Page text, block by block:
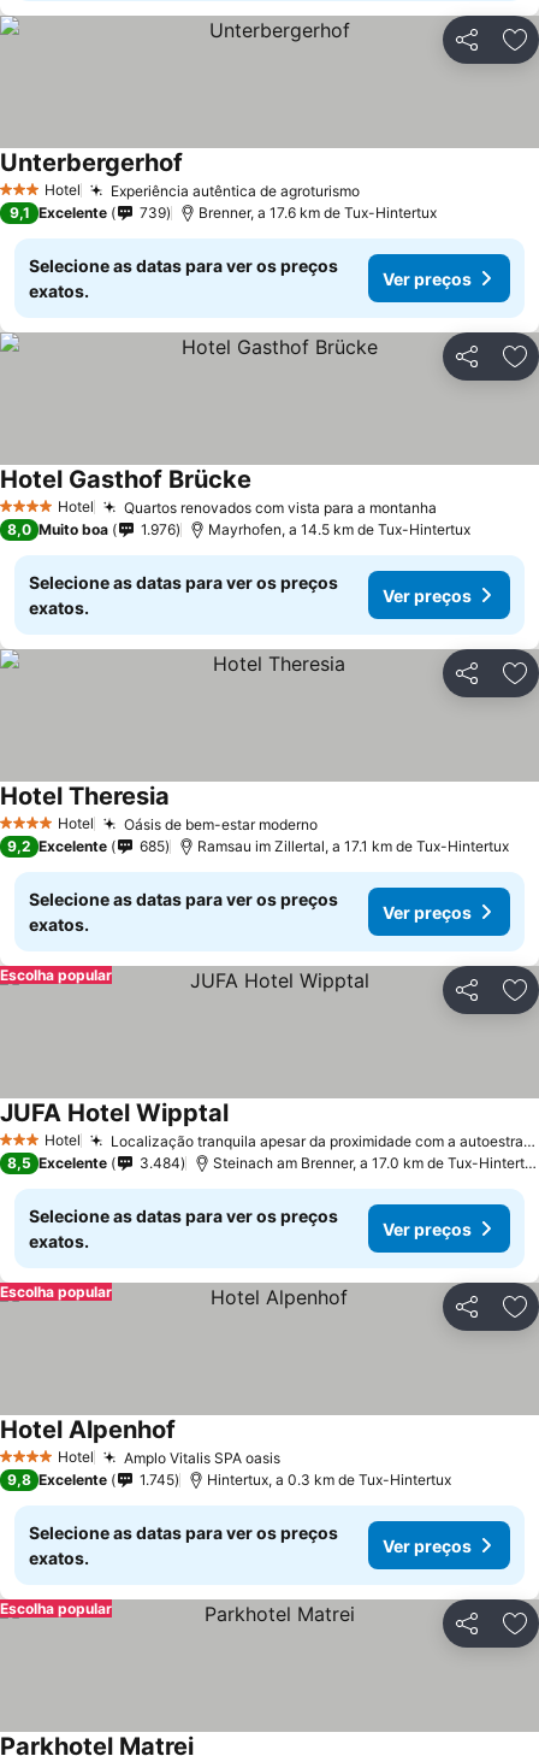
Partilhar
3 EstrelasHotel Experiência autêntica de agroturismoVer preços
Unterbergerhof
9,1 Excelente 739 Brenner, a 17.6 km de Tux-Hintertux
Selecione as datas para ver os preços
exatos.
Ver preços
Partilhar
4 EstrelasHotel Quartos renovados com vista para a montanha
Hotel Gasthof Brücke
8,0 Muito boa 1.976 Mayrhofen, a 14.5 km de Tux-Hintertux
Selecione as datas para ver os preços
exatos.
Ver preços
Partilhar
4 EstrelasHotel Oásis de bem-estar modernoVer preços
Hotel Theresia
9,2 Excelente 685 Ramsau im Zillertal, a 17.1 km de Tux-Hintertux
Selecione as datas para ver os preços
exatos.
Ver preços
Partilhar
Escolha popular
3 EstrelasHotel Localização tranquila apesar da proximidade com a autoestrada
JUFA Hotel WipptalVer preços
8,5 Excelente 3.484 Steinach am Brenner, a 17.0 km de Tux-Hintertux
Selecione as datas para ver os preços
exatos.
Ver preços
Partilhar
Escolha popular
4 EstrelasHotel Amplo Vitalis SPA oasisVer preços
Hotel Alpenhof
9,8 Excelente 1.745 Hintertux, a 0.3 km de Tux-Hintertux
Selecione as datas para ver os preços
exatos.
Ver preços
Partilhar
Escolha popular
Parkhotel Matrei